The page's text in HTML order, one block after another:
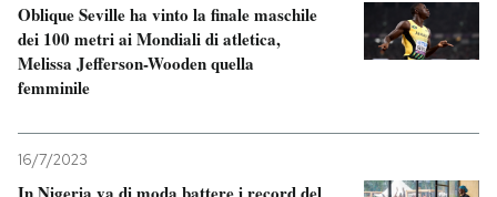
Oblique Seville ha vinto la finale maschile
dei 100 metri ai Mondiali di atletica,
Melissa Jefferson-Wooden quella
femminile
16/7/2023